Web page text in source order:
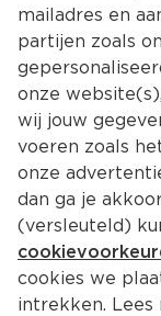
mailadres en
partijen zoals
onze
wij jouw
voeren zoals
onze
dan ga je
(versleuteld)
cookies we
intrekken. Lees